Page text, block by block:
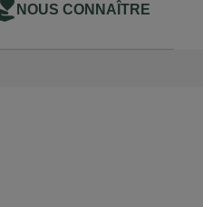
NOUS CONNAÎTRE